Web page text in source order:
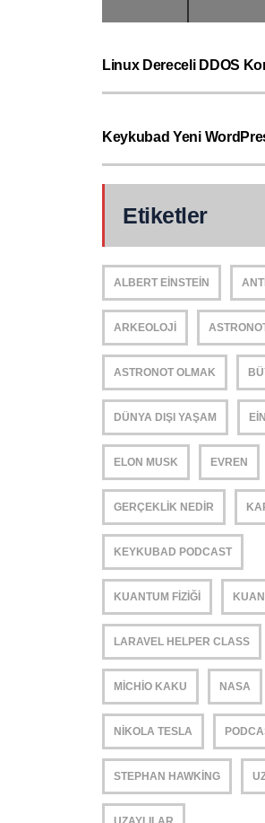
Linux Dereceli DDOS
Keykubad Yeni
Etiketler
ALBERT EINSTEIN
ARKEOLOJI
ASTRONOT OLMAK
DÜNYA DIŞI YAŞAM
ELON MUSK EVREN
GERÇEKLIK NEDIR
KEYKUBAD PODCAST
KUANTUM FIZIĞI
LARAVEL HELPER CLASS
MICHIO KAKU NASA
NIKOLA TESLA
STEPHAN HAWKING